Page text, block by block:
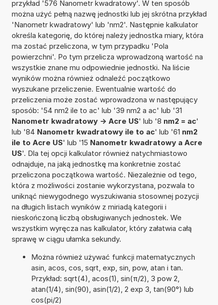
przykład '576 Nanometr kwadratowy'. W ten sposób
można użyć pełną nazwę jednostki lub jej skrótna przykład
'Nanometr kwadratowy' lub 'nm2'. Następnie kalkulator
określa kategorię, do której należy jednostka miary, która
ma zostać przeliczona, w tym przypadku 'Pola
powierzchni'. Po tym przelicza wprowadzoną wartość na
wszystkie znane mu odpowiednie jednostki. Na liście
wyników można również odnaleźć początkowo
wyszukane przeliczenie. Ewentualnie wartość do
przeliczenia może zostać wprowadzona w następujący
sposób: '54 nm2 ile to ac' lub '39 nm2 a ac' lub '31
Nanometr kwadratowy -> Acre US' lub '8 nm2 = ac'
lub '84 Nanometr kwadratowy ile to ac' lub '61 nm2
ile to Acre US' lub '15 Nanometr kwadratowy a Acre
US'. Dla tej opcji kalkulator również natychmiastowo
odnajduje, na jaką jednostkę ma konkretnie zostać
przeliczona początkowa wartość. Niezależnie od tego,
która z możliwości zostanie wykorzystana, pozwala to
uniknąć niewygodnego wyszukiwania stosownej pozycji
na długich listach wyników z miriadą kategorii i
nieskończoną liczbą obsługiwanych jednostek. We
wszystkim wyręcza nas kalkulator, który załatwia całą
sprawę w ciągu ułamka sekundy.
Można również używać funkcji matematycznych
asin, acos, cos, sqrt, exp, sin, pow, atan i tan.
Przykład: sqrt(4), acos(1), sin(π/2), 3 pow 2,
atan(1/4), sin(90), asin(1/2), 2 exp 3, tan(90°) lub
cos(pi/2)